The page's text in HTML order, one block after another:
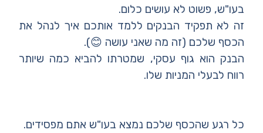
בעו"ש, פשוט לא עושים כלום.
זה לא תפקיד הבנקים ללמד אותכם איך לנהל את
הכסף שלכם (זה מה שאני עושה 😊).
הבנק הוא גוף עסקי, שמטרתו להביא כמה שיותר
רווח לבעלי המניות שלו.
כל רגע שהכסף שלכם נמצא בעו"ש אתם מפסידים.